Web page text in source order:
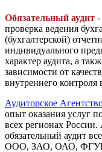
Обязательный аудит -
проверка ведения
(бухгалтерской)
индивидуального
характер аудита, а
зависимости от
внутреннего контроля
Аудиторское
опыт оказания услуг
всех регионах
обязательный аудит
ООО, ЗАО, ОАО,